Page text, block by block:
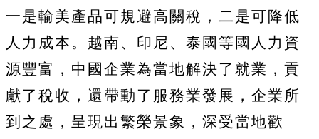
一是輸美產品可規避高關稅，二是可降低
人力成本。越南、印尼、泰國等國人力資
源豐富，中國企業為當地解決了就業，貢
獻了稅收，還帶動了服務業發展，企業所
到之處，呈現出繁榮景象，深受當地歡